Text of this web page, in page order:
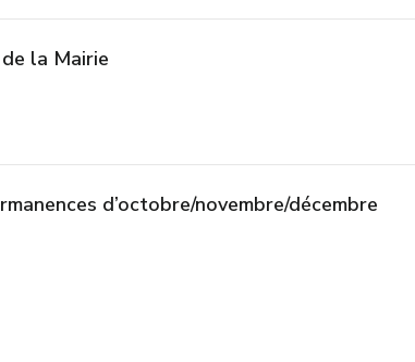
la Mairie
d’octobre/novembre/décembre